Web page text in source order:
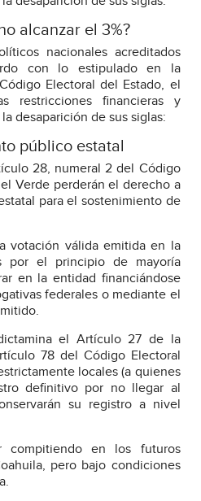
alcanzar el 3%?
nacionales acreditados
con lo estipulado en la
Electoral del Estado, el
restricciones financieras y
desaparición de sus siglas:
público estatal
28, numeral 2 del Código
Verde perderán el derecho a
para el sostenimiento de
votación válida emitida en la
por el principio de mayoría
en la entidad financiándose
federales o mediante el
el Artículo 27 de la
78 del Código Electoral
locales (a quienes
definitivo por no llegar al
su registro a nivel
compitiendo en los futuros
pero bajo condiciones